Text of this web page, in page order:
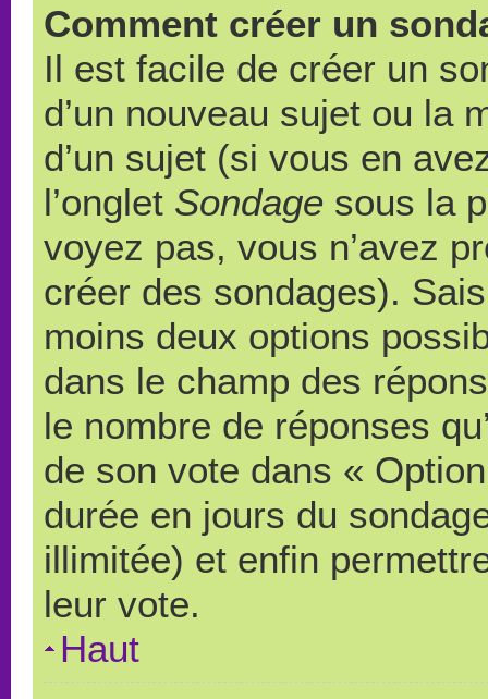
Comment créer un
Il est facile de créer un
d’un nouveau sujet ou la
d’un sujet (si vous en
l’onglet Sondage sous la
voyez pas, vous n’avez
créer des sondages).
moins deux options
dans le champ des
le nombre de réponses
de son vote dans «
durée en jours du
illimitée) et enfin
leur vote.
Haut